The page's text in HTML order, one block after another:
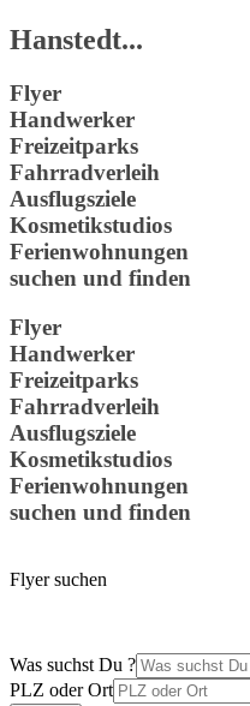
Hanstedt...
Flyer
Handwerker
Freizeitparks
Fahrradverleih
Ausflugsziele
Kosmetikstudios
Ferienwohnungen
suchen und finden
Flyer
Handwerker
Freizeitparks
Fahrradverleih
Ausflugsziele
Kosmetikstudios
Ferienwohnungen
suchen und finden
Flyer suchen
Was suchst Du ?
PLZ oder Ort